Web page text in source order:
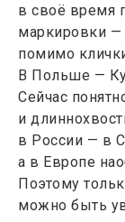
в своё время
маркировки —
помимо
В Польше —
Сейчас
и
в России — в
а в Европе
Поэтому
можно быть